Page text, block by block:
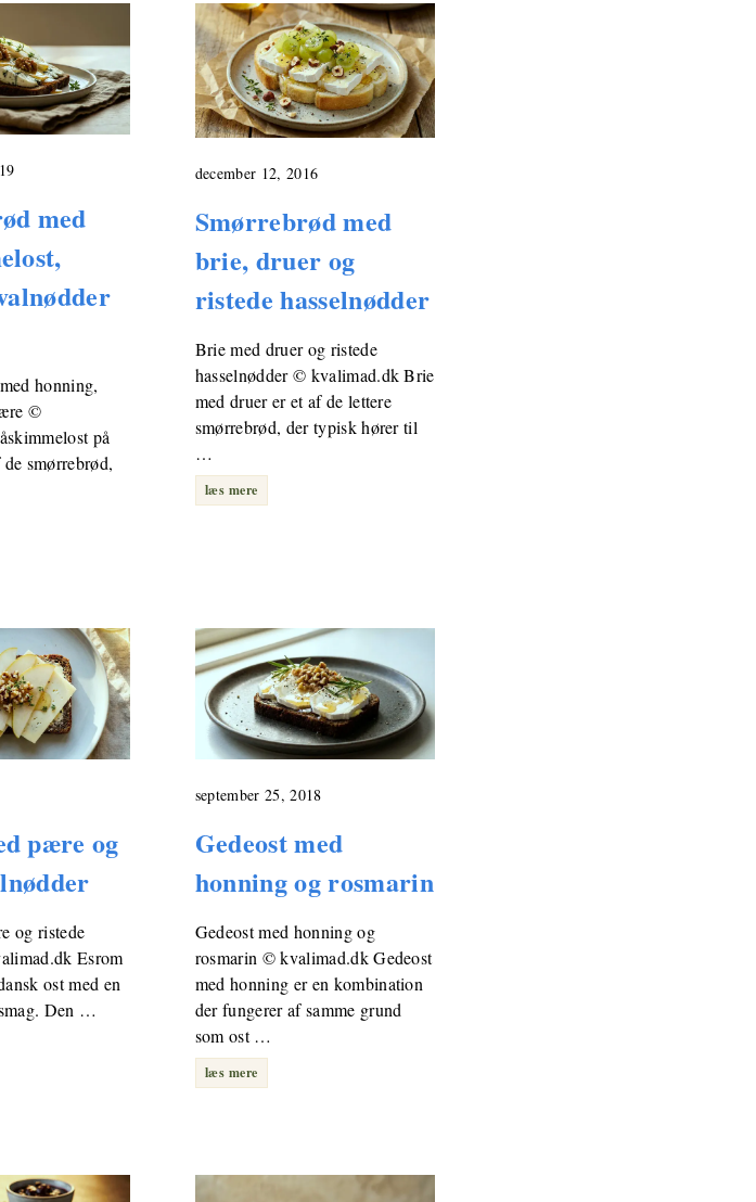
med
honning,
©
på
smørrebrød,
december 12, 2016
Smørrebrød med
brie, druer og
ristede hasselnødder
Brie med druer og ristede
hasselnødder © kvalimad.dk Brie
med druer er et af de lettere
smørrebrød, der typisk hører til
…
læs mere
pære og
og ristede
Esrom
ost med en
Den …
september 25, 2018
Gedeost med
honning og rosmarin
Gedeost med honning og
rosmarin © kvalimad.dk Gedeost
med honning er en kombination
der fungerer af samme grund
som ost …
læs mere